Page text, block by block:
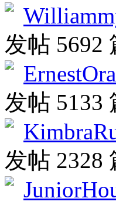
发帖 5692
发帖 5133
发帖 2328